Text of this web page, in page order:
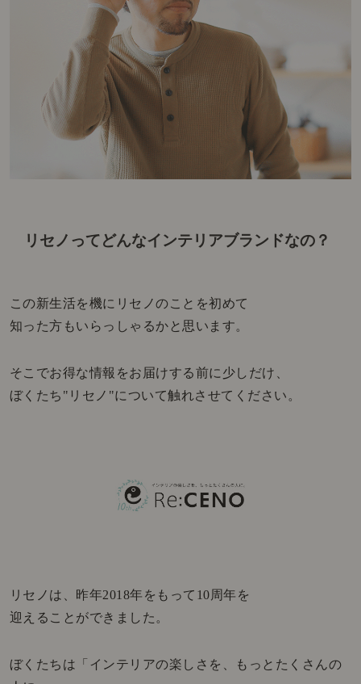
リセノってどんなインテリアブランドなの？
この新生活を機にリセノのことを初めて
知った方もいらっしゃるかと思います。
そこでお得な情報をお届けする前に少しだけ、
ぼくたち"リセノ"について触れさせてください。
リセノは、昨年2018年をもって10周年を
迎えることができました。
ぼくたちは「インテリアの楽しさを、もっとたくさんの